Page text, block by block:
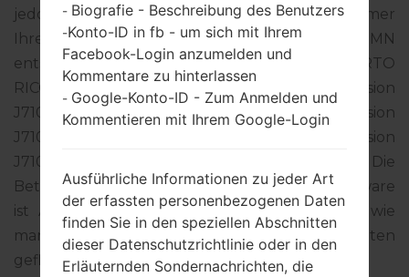
jedoch nicht zu überprüfen, ob die Modellnummer
Ihres Smartphones dem angegebenen SM-J710MN
entspricht. Der Firmware-Code PCT ist für PUERTO
RICO. Das Produkt wird mit der PDA-Version
J710MNUBU4BRC2 und CSC-Version
J710MNUWA4BRC2, MODEM-Version
J710MNUBU4BRC1 geliefert. Die
Betriebssystemversion der angegebenen Firmware
ist Android Nougat 7.0. Detalierte Anleitung, wie
man die Standart - Firmware auf Samsung-Geräten
geflascht wird,gibt es hier
- Biografie - Beschreibung des Benutzers
-Konto-ID in fb - um sich mit Ihrem
Facebook-Login anzumelden und
Kommentare zu hinterlassen
- Google-Konto-ID - Zum Anmelden und
Kommentieren mit Ihrem Google-Login
Ausführliche Informationen zu jeder Art
der erfassten personenbezogenen Daten
finden Sie in den speziellen Abschnitten
dieser Datenschutzrichtlinie oder in den
Erläuternden Sondernachrichten, die